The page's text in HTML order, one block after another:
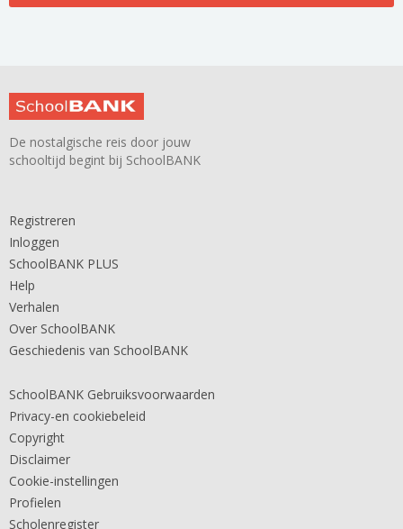
De nostalgische reis door jouw
schooltijd begint bij SchoolBANK
Registreren
Inloggen
SchoolBANK PLUS
Help
Verhalen
Over SchoolBANK
Geschiedenis van SchoolBANK
SchoolBANK Gebruiksvoorwaarden
Privacy-en cookiebeleid
Copyright
Disclaimer
Cookie-instellingen
Profielen
Scholenregister